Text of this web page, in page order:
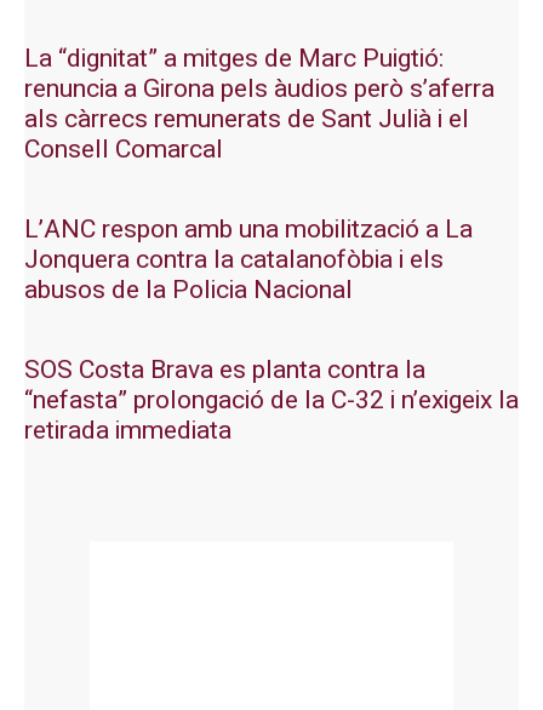
La “dignitat” a mitges de Marc Puigtió:
renuncia a Girona pels àudios però s’aferra
als càrrecs remunerats de Sant Julià i el
Consell Comarcal
L’ANC respon amb una mobilització a La
Jonquera contra la catalanofòbia i els
abusos de la Policia Nacional
SOS Costa Brava es planta contra la
“nefasta” prolongació de la C-32 i n’exigeix la
retirada immediata